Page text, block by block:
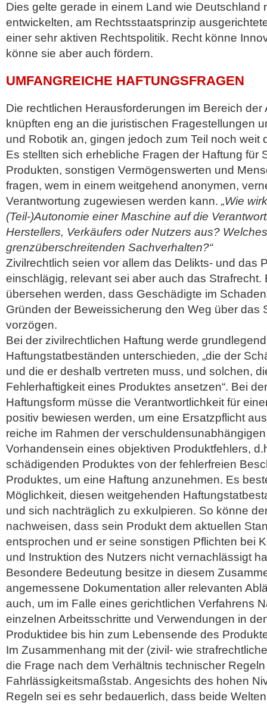
Dies gelte gerade in einem Land wie Deutschland
entwickelten, am Rechtsstaatsprinzip
einer sehr aktiven Rechtspolitik. Recht könne
könne sie aber auch fördern.
UMFANGREICHE HAFTUNGSFRAGEN
Die rechtlichen Herausforderungen im Bereich der
knüpften eng an die juristischen Fragestellungen
und Robotik an, gingen jedoch zum Teil noch weit
Es stellten sich erhebliche Fragen der Haftung für
Produkten, sonstigen Vermögenswerten und
fragen, wem in einem weitgehend anonymen,
Verantwortung zugewiesen werden kann. „Wie
(Teil-)Autonomie einer Maschine auf die
Herstellers, Verkäufers oder Nutzers aus?
grenzüberschreitenden Sachverhalten?“
Zivilrechtlich seien vor allem das Delikts- und das
einschlägig, relevant sei aber auch das Strafrecht.
übersehen werden, dass Geschädigte im
Gründen der Beweissicherung den Weg über das
vorzögen.
Bei der zivilrechtlichen Haftung werde
Haftungstatbeständen unterschieden, „die der
und die er deshalb vertreten muss, und solchen,
Fehlerhaftigkeit eines Produktes ansetzen“. Bei
Haftungsform müsse die Verantwortlichkeit für
positiv bewiesen werden, um eine Ersatzpflicht
reiche im Rahmen der
Vorhandensein eines objektiven Produktfehlers,
schädigenden Produktes von der fehlerfreien
Produktes, um eine Haftung anzunehmen. Es
Möglichkeit, diesen weitgehenden
und sich nachträglich zu exkulpieren. So könne
nachweisen, dass sein Produkt dem aktuellen
entsprochen und er seine sonstigen Pflichten bei
und Instruktion des Nutzers nicht vernachlässigt
Besondere Bedeutung besitze in diesem
angemessene Dokumentation aller relevanten
auch, um im Falle eines gerichtlichen Verfahrens
einzelnen Arbeitsschritte und Verwendungen in
Produktidee bis hin zum Lebensende des
Im Zusammenhang mit der (zivil- wie
die Frage nach dem Verhältnis technischer
Fahrlässigkeitsmaßstab. Angesichts des hohen
Regeln sei es sehr bedauerlich, dass beide